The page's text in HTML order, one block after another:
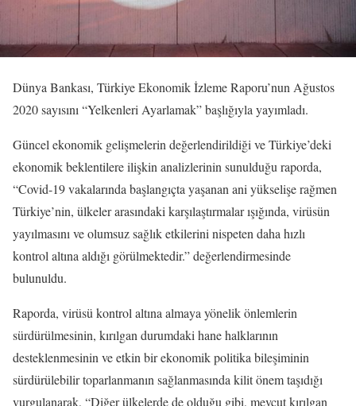
Dünya Bankası, Türkiye Ekonomik İzleme Raporu’nun Ağustos
2020 sayısını “Yelkenleri Ayarlamak” başlığıyla yayımladı.
Güncel ekonomik gelişmelerin değerlendirildiği ve Türkiye’deki
ekonomik beklentilere ilişkin analizlerinin sunulduğu raporda,
“Covid-19 vakalarında başlangıçta yaşanan ani yükselişe rağmen
Türkiye’nin, ülkeler arasındaki karşılaştırmalar ışığında, virüsün
yayılmasını ve olumsuz sağlık etkilerini nispeten daha hızlı
kontrol altına aldığı görülmektedir.” değerlendirmesinde
bulunuldu.
Raporda, virüsü kontrol altına almaya yönelik önlemlerin
sürdürülmesinin, kırılgan durumdaki hane halklarının
desteklenmesinin ve etkin bir ekonomik politika bileşiminin
sürdürülebilir toparlanmanın sağlanmasında kilit önem taşıdığı
vurgulanarak, “Diğer ülkelerde de olduğu gibi, mevcut kırılgan